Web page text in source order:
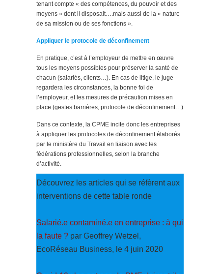
tenant compte « des compétences, du pouvoir et des
moyens » dont il disposait….mais aussi de la « nature
de sa mission ou de ses fonctions ».
Appliquer le protocole de déconfinement
En pratique, c’est à l’employeur de mettre en œuvre
tous les moyens possibles pour préserver la santé de
chacun (salariés, clients…). En cas de litige, le juge
regardera les circonstances, la bonne foi de
l’employeur, et les mesures de précaution mises en
place (gestes barrières, protocole de déconfinement…)
Dans ce contexte, la CPME incite donc les entreprises
à appliquer les protocoles de déconfinement élaborés
par le ministère du Travail en liaison avec les
fédérations professionnelles, selon la branche
d’activité.
Découvrez les articles qui se réfèrent aux
interventions de cette table ronde
Salarié.e contaminé.e en entreprise : à qui
la faute ? par Geoffrey Wetzel,
EcoRéseau Business, le 4 juin 2020